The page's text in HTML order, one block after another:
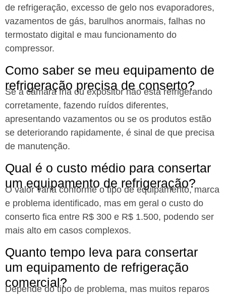
de refrigeração, excesso de gelo nos evaporadores,
vazamentos de gás, barulhos anormais, falhas no
termostato digital e mau funcionamento do
compressor.
Como saber se meu equipamento de
refrigeração precisa de conserto?
Se a câmara fria ou expositor não está refrigerando
corretamente, fazendo ruídos diferentes,
apresentando vazamentos ou se os produtos estão
se deteriorando rapidamente, é sinal de que precisa
de manutenção.
Qual é o custo médio para consertar
um equipamento de refrigeração?
O valor varia conforme o tipo de equipamento, marca
e problema identificado, mas em geral o custo do
conserto fica entre R$ 300 e R$ 1.500, podendo ser
mais alto em casos complexos.
Quanto tempo leva para consertar
um equipamento de refrigeração
comercial?
Depende do tipo de problema, mas muitos reparos